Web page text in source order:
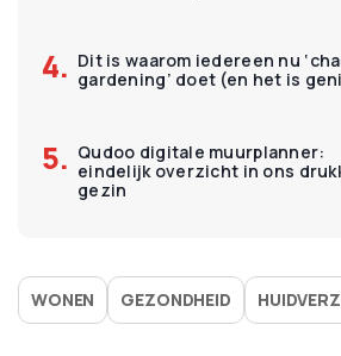
Dit is waarom iedereen nu
gardening’ doet (en het is
Qudoo digitale muurplanner:
eindelijk overzicht in ons
gezin
WONEN GEZONDHEID